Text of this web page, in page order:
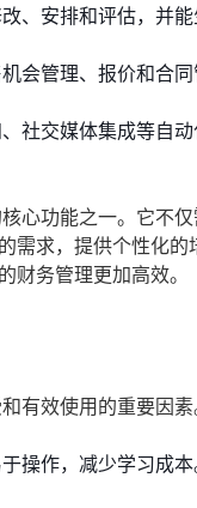
、安排和评估，并能
会管理、报价和合同
社交媒体集成等自
心功能之一。它不
需求，提供个性化
财务管理更加高效。
有效使用的重要因
操作，减少学习成本